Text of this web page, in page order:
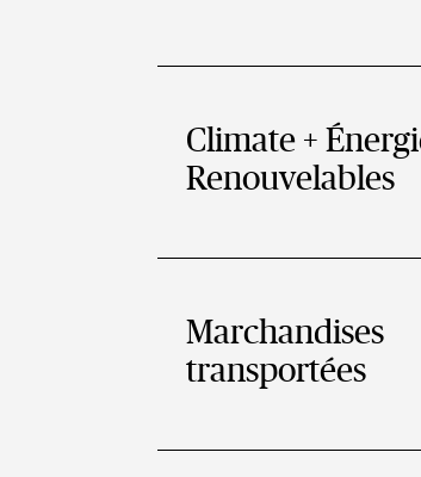
Climate +
Renouvelables
Marchandises
transportées